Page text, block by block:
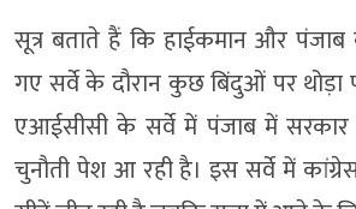
सूत्र बताते हैं कि हाईकमान और पंजाब
गए सर्वे के दौरान कुछ बिंदुओं पर
एआईसीसी के सर्वे में पंजाब में
चुनाैती पेश आ रही है। इस सर्वे में